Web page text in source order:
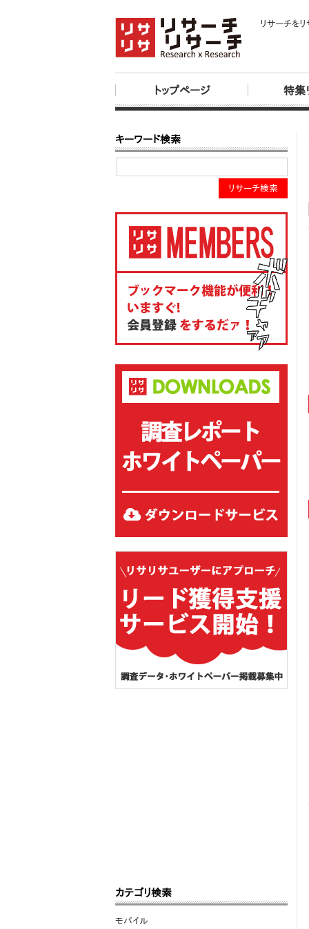
リサーチを
トップページ 特集
キーワード検索
リサーチ検索
カテゴリ検索
モバイル